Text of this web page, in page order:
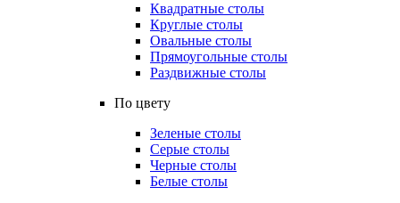
Квадратные столы
Круглые столы
Овальные столы
Прямоугольные столы
Раздвижные столы
По цвету
Зеленые столы
Серые столы
Черные столы
Белые столы